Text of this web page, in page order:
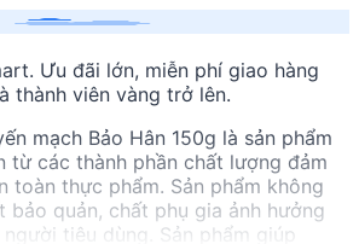
Ưu đãi lớn, miễn phí giao hàng
thành viên vàng trở lên.
mạch Bảo Hân 150g là sản phẩm
từ các thành phần chất lượng đảm
toàn thực phẩm. Sản phẩm không
bảo quản, chất phụ gia ảnh hưởng
tiêu dùng. Sản phẩm giúp